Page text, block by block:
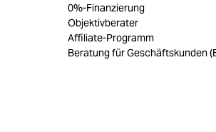
0%-Finanzierung
Objektivberater
Affiliate-Programm
Beratung für Geschäftskunden